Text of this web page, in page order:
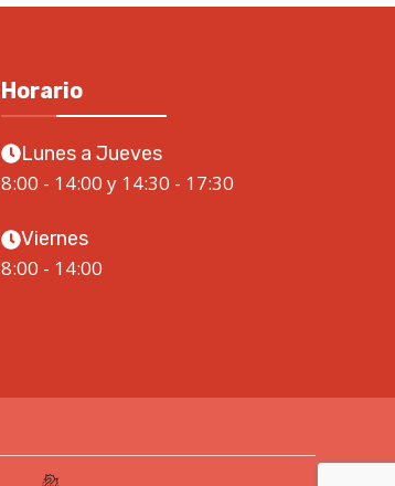
Horario
Lunes a Jueves
8:00 - 14:00 y 14:30 - 17:30
Viernes
8:00 - 14:00